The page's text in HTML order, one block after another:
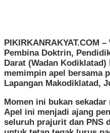
PIKIRKANRAKYAT.COM –
Pembina Doktrin,
Darat (Wadan
memimpin apel bersama
Lapangan Makodiklatad,
​Momen ini bukan
Apel ini menjadi ajang
seluruh prajurit dan PNS